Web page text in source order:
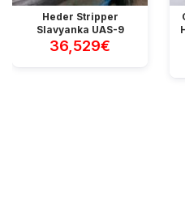
Heder Stripper
Slavyanka UAS-9
36,529€